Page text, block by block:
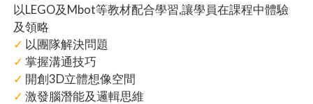
以LEGO及Mbot等教材配合學習,讓學員在課程中體驗
及領略
✓ 以團隊解決問題
✓ 掌握溝通技巧
✓ 開創3D立體想像空間
✓ 激發腦潛能及邏輯思維